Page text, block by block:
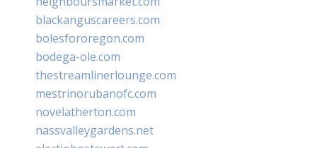
blackanguscareers.com
bolesfororegon.com
bodega-ole.com
thestreamlinerlounge.com
mestrinorubanofc.com
novelatherton.com
nassvalleygardens.net